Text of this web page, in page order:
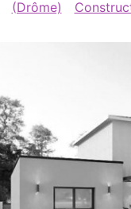
(Drôme)